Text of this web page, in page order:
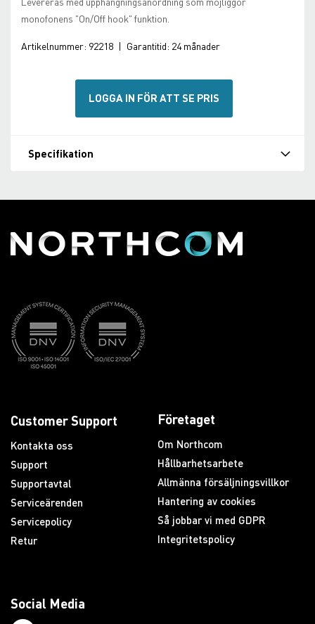
monofonens "On/Off hook" funktion.
Artikelnummer: 92218 | Garantitid: 24 månader
LOGGA IN FÖR ATT SE PRIS
Specifikation
Customer Support
Kontakta oss
Support
Supportavtal
Serviceärenden
Servicepolicy
Retur
Företaget
Om Northcom
Hållbarhetsarbete
Allmänna försäljningsvillkor
Hantering av cookies
Så jobbar vi med GDPR
Integritetspolicy
Social Media